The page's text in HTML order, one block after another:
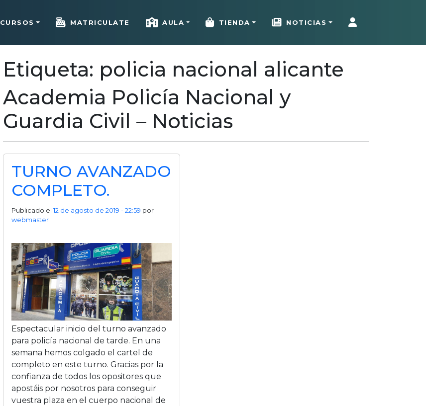
CURSOS MATRICULATE AULA TIENDA NOTICIAS
Etiqueta: policia nacional alicante
Academia Policía Nacional y
Guardia Civil – Noticias
TURNO AVANZADO
COMPLETO.
Publicado el12 de agosto de 2019 - 22:59 por
webmaster
Espectacular inicio del turno avanzado
para policí­a nacional de tarde. En una
semana hemos colgado el cartel de
completo en este turno. Gracias por la
confianza de todos los opositores que
apostáis por nosotros para conseguir
vuestra plaza en el cuerpo nacional de